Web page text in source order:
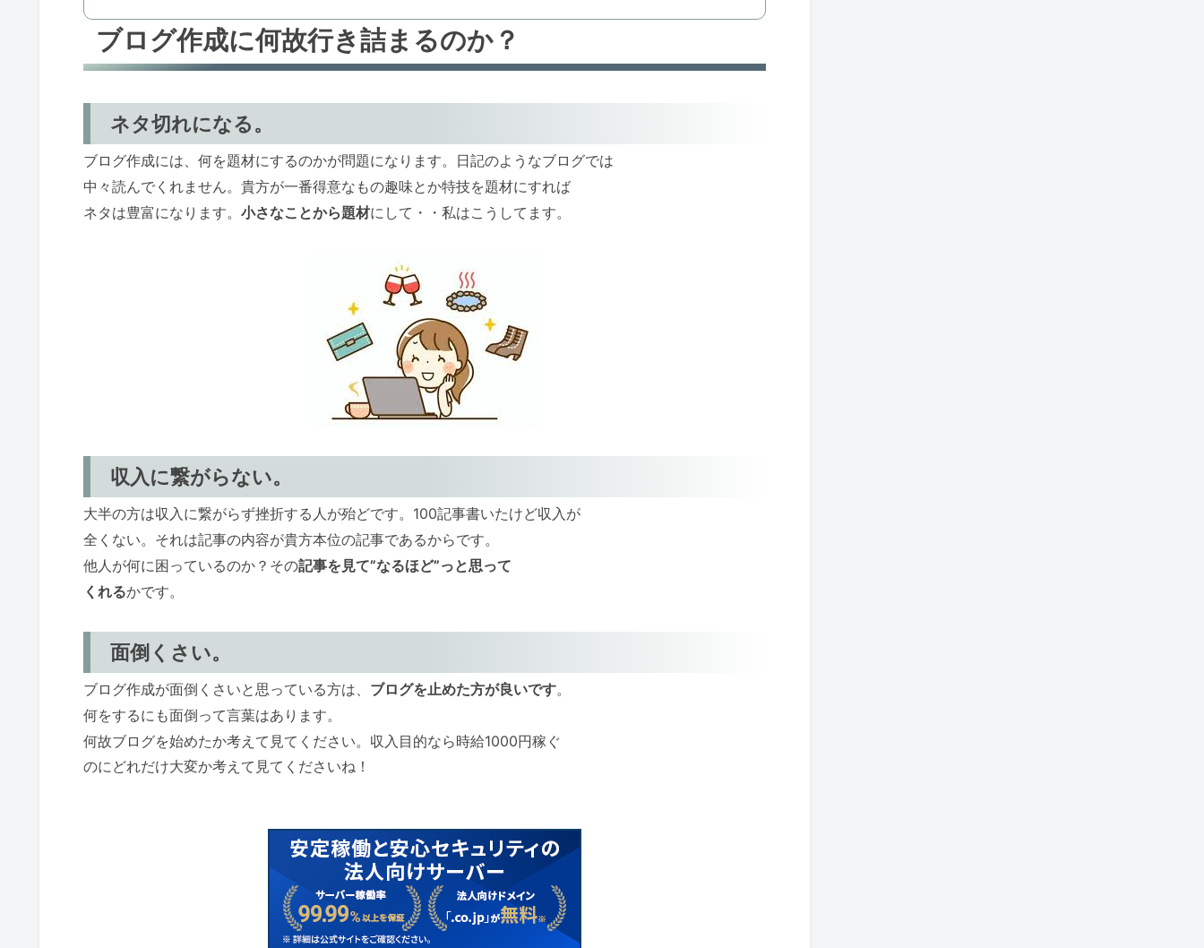
ブログ作成に何故行き詰まるのか？
ネタ切れになる。
ブログ作成には、何を題材にするのかが問題になります。日記のようなブログでは
中々読んでくれません。貴方が一番得意なもの趣味とか特技を題材にすれば
ネタは豊富になります。 小さなことから題材にして・・私はこうしてます。
収入に繋がらない。
大半の方は収入に繋がらず挫折する人が殆どです。100記事書いたけど収入が
全くない。それは記事の内容が貴方本位の記事であるからです。
他人が何に困っているのか？その記事を見て”なるほど”っと思って
くれるかです。
面倒くさい。
ブログ作成が面倒くさいと思っている方は、 ブログを止めた方が良いです。
何をするにも面倒って言葉はあります。
何故ブログを始めたか考えて見てください。収入目的なら時給1000円稼ぐ
のにどれだけ大変か考えて見てくださいね！